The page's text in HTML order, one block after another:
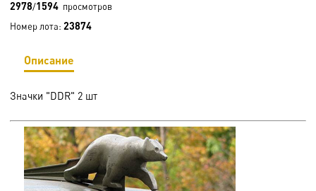
2978/1594 просмотров
Номер лота: 23874
Описание
Значки "DDR" 2 шт